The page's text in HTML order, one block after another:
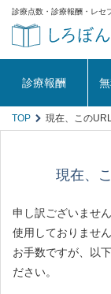
診療点数・診療報酬・レセ
診療報酬
TOP 現在、この
現在、
申し訳ございませ
使用しておりません
お手数ですが、以
ださい。